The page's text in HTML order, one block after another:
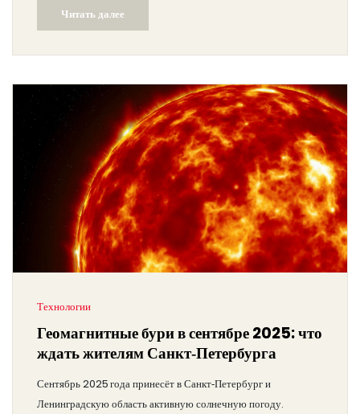
Читать далее
Технологии
Геомагнитные бури в сентябре 2025: что
ждать жителям Санкт‑Петербурга
Сентябрь 2025 года принесёт в Санкт‑Петербург и
Ленинградскую область активную солнечную погоду.